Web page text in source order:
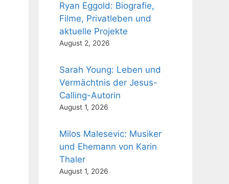
Ryan Eggold: Biografie,
Filme, Privatleben und
aktuelle Projekte
August 2, 2026
Sarah Young: Leben und
Vermächtnis der Jesus-
Calling-Autorin
August 1, 2026
Milos Malesevic: Musiker
und Ehemann von Karin
Thaler
August 1, 2026